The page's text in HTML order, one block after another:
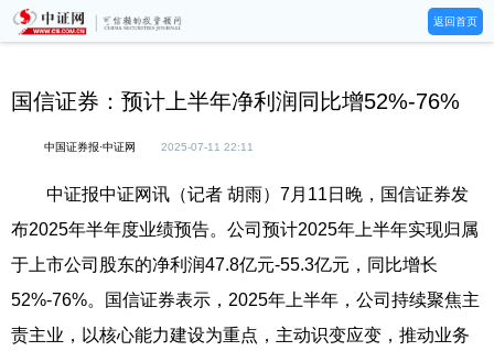
返回首页
国信证券：预计上半年净利润同比增52%-76%
中国证券报·中证网 2025-07-11 22:11
中证报中证网讯（记者 胡雨）7月11日晚，国信证券发
布2025年半年度业绩预告。公司预计2025年上半年实现归属
于上市公司股东的净利润47.8亿元-55.3亿元，同比增长
52%-76%。国信证券表示，2025年上半年，公司持续聚焦主
责主业，以核心能力建设为重点，主动识变应变，推动业务